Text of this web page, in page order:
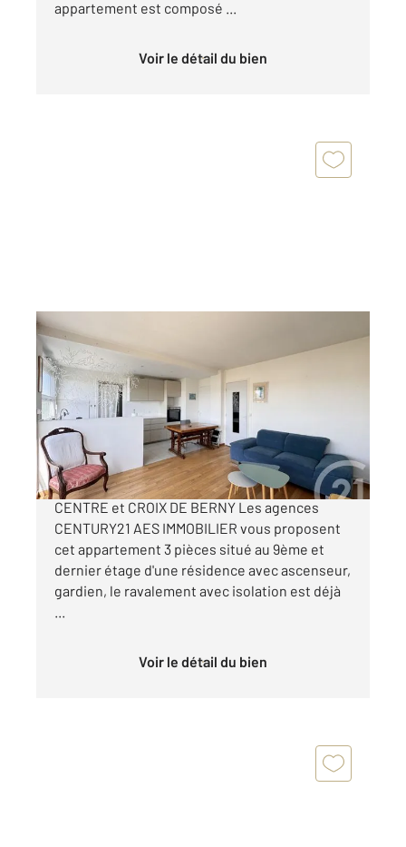
appartement est composé ...
Voir le détail du bien
ANTONY 92
63,56 m2, 3 pièces
Ref : 5104
Appartement F3 à vendre
315 000 €
CENTRE-VILLE ANTONY - 550m RER B ANTONY
CENTRE et CROIX DE BERNY Les agences
CENTURY21 AES IMMOBILIER vous proposent
cet appartement 3 pièces situé au 9ème et
dernier étage d'une résidence avec ascenseur,
gardien, le ravalement avec isolation est déjà
Voir le détail du bien